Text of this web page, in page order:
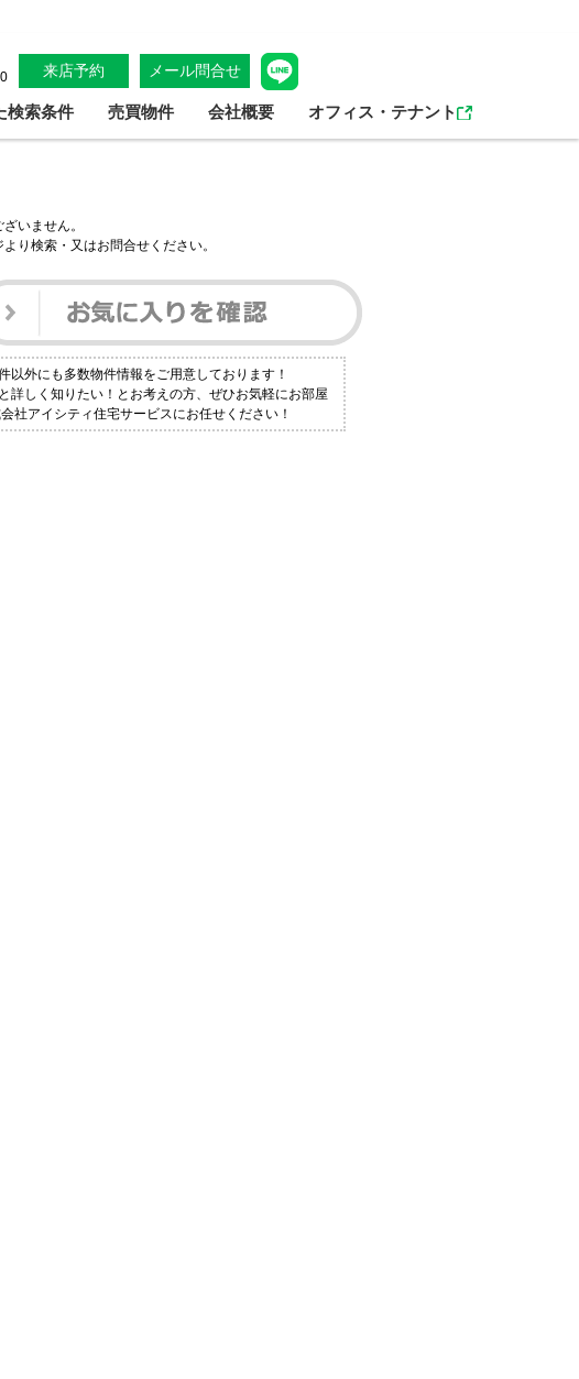
来店予約 メール問合せ
検索条件 売買物件 会社概要 オフィス・テナント
いません。
り検索・又はお問合せください。
外にも多数物件情報をご用意しております！
詳しく知りたい！とお考えの方、ぜひお気軽にお部屋
社アイシティ住宅サービスにお任せください！